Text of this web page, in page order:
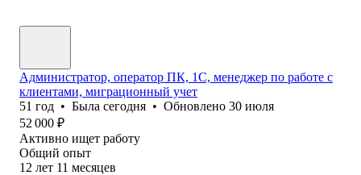
Администратор, оператор ПК, 1С, менеджер по работе с
клиентами, миграционный учет
51 год • Была сегодня • Обновлено 30 июля
52 000 ₽
Активно ищет работу
Общий опыт
12 лет 11 месяцев